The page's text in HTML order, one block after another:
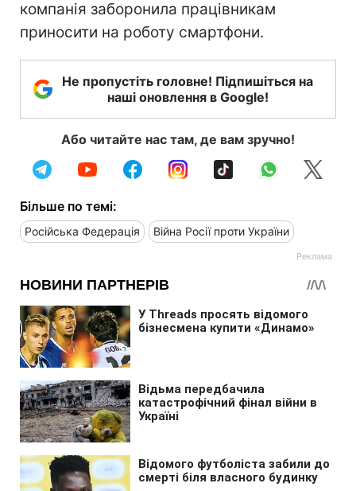
компанія заборонила працівникам
приносити на роботу смартфони.
Не пропустіть головне! Підпишіться на
наші оновлення в Google!
Або читайте нас там, де вам зручно!
Більше по темі:
Російська Федерація Війна Росії проти України